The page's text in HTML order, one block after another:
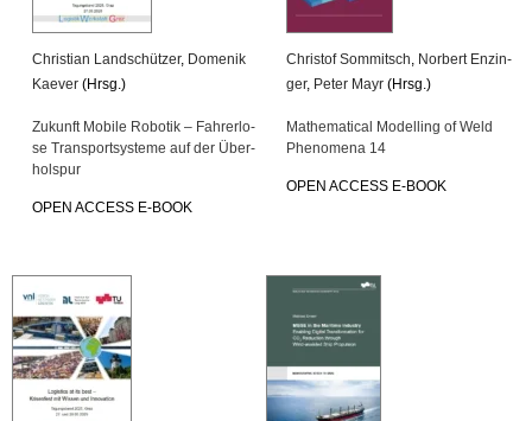
Chris­ti­an Land­schüt­zer, Do­me­nik
Kae­ver (Hrsg.)
Zu­kunft Mo­bi­le Ro­bo­tik – Fah­rer­lo­
se Trans­port­sys­te­me auf der Über­
hol­spur
OPEN AC­CESS E-BOOK
Chris­tof Som­mitsch Nor­bert En­zin­
ger, Peter Mayr (Hrsg.)
Ma­the­ma­ti­cal Mo­del­ling of Weld
Pheno­me­na 14
OPEN AC­CESS E-BOOK